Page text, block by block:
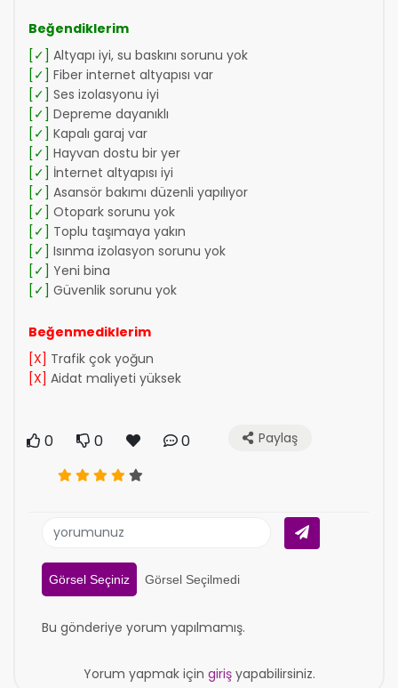
Beğendiklerim
[✓] Altyapı iyi, su baskını sorunu yok
[✓] Fiber internet altyapısı var
[✓] Ses izolasyonu iyi
[✓] Depreme dayanıklı
[✓] Kapalı garaj var
[✓] Hayvan dostu bir yer
[✓] İnternet altyapısı iyi
[✓] Asansör bakımı düzenli yapılıyor
[✓] Otopark sorunu yok
[✓] Toplu taşımaya yakın
[✓] Isınma izolasyon sorunu yok
[✓] Yeni bina
[✓] Güvenlik sorunu yok
Beğenmediklerim
[X] Trafik çok yoğun
[X] Aidat maliyeti yüksek
0 0 0 Paylaş
Görsel Seçiniz Görsel Seçilmedi
Bu gönderiye yorum yapılmamış.
Yorum yapmak için girişyapabilirsiniz.